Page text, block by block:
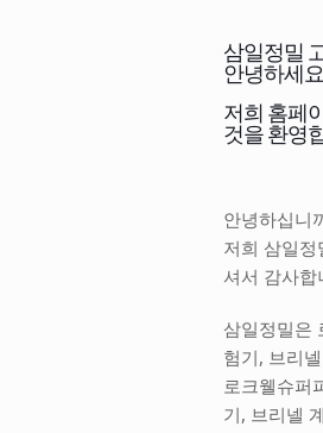
삼일정밀
안녕하세
저희 홈페
것을 환영
안녕하십니
저희 삼일
셔서 감사합
삼일정밀은
험기, 브리
로크웰슈퍼
기, 브리넬